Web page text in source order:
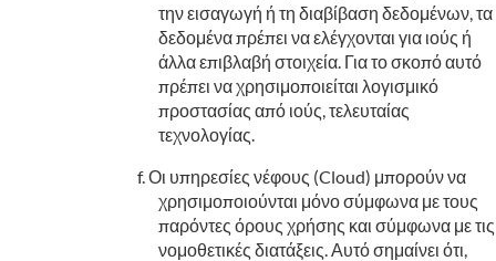
την εισαγωγή ή τη διαβίβαση δεδομένων, τα
δεδομένα πρέπει να ελέγχονται για ιούς ή
άλλα επιβλαβή στοιχεία. Για το σκοπό αυτό
πρέπει να χρησιμοποιείται λογισμικό
προστασίας από ιούς, τελευταίας
τεχνολογίας.
Οι υπηρεσίες νέφους (Cloud) μπορούν να
χρησιμοποιούνται μόνο σύμφωνα με τους
παρόντες όρους χρήσης και σύμφωνα με τις
νομοθετικές διατάξεις. Αυτό σημαίνει ότι,